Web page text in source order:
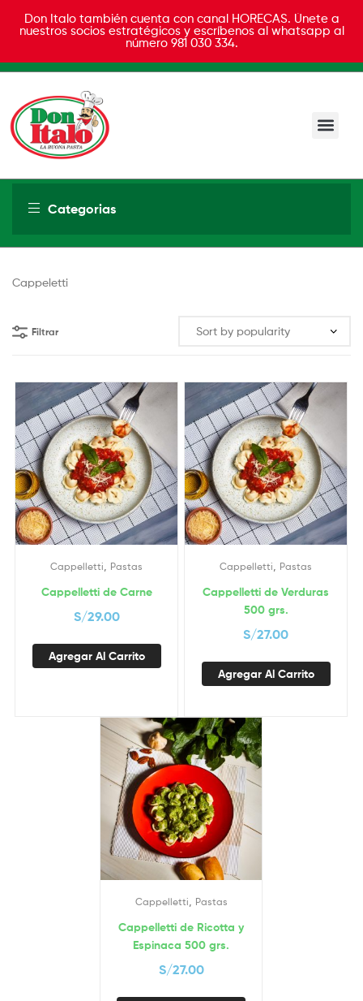
Don Italo también cuenta con canal HORECAS. Únete a
nuestros socios estratégicos y escríbenos al whatsapp al
número 981 030 334.
Don
ItaloCategorias
Cappeletti
Filtrar
Cappelletti Pastas
Cappelletti de Carne
S/29.00
Agregar Al Carrito
Cappelletti Pastas
Cappelletti de Verduras
500 grs.
S/27.00
Agregar Al Carrito
Cappelletti Pastas
Cappelletti de Ricotta y
Espinaca 500 grs.
S/27.00